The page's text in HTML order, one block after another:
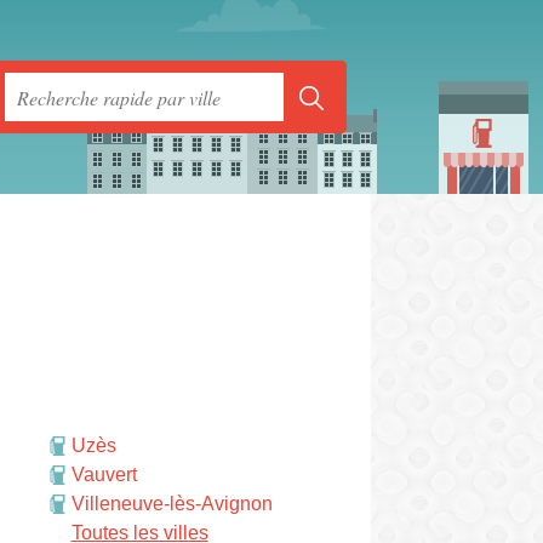
Uzès
Vauvert
Villeneuve-lès-Avignon
Toutes les villes